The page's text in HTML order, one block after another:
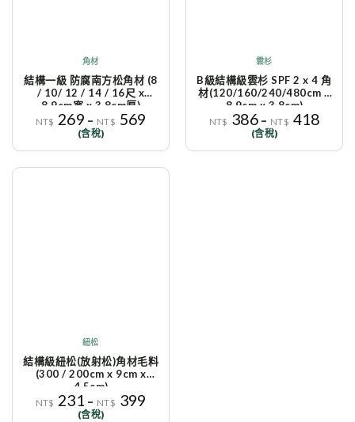
角材
結構一級 防腐南方松角材 (8
/ 10/ 12 / 14 / 16尺 x
8.9cm寬 x 3.8cm厚)
NT$ 269 – NT$ 569
(含稅)
雲杉
B級結構級雲杉 SPF 2 x 4 角
材(120/160/240/480cm x
8.9cm x 3.8cm)
NT$ 386– NT$ 418
(含稅)
紐松
結構級紐松(放射松)角材毛料
(300 / 200cm x 9cm x
4.5cm)
NT$ 231 – NT$ 399
(含稅)